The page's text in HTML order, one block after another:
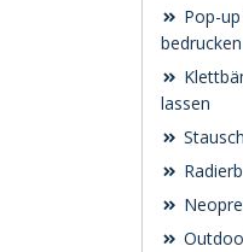
Pop-
bedrucken
lassen